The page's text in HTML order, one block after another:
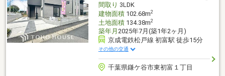
間取り 3LDK
建物面積102.68m2
土地面積134.38m2
築年月 2025年7月(築1年2ヶ月)
京成電鉄松戸線 初富駅 徒歩15分
その他の交通
千葉県鎌ケ谷市東初富１丁目